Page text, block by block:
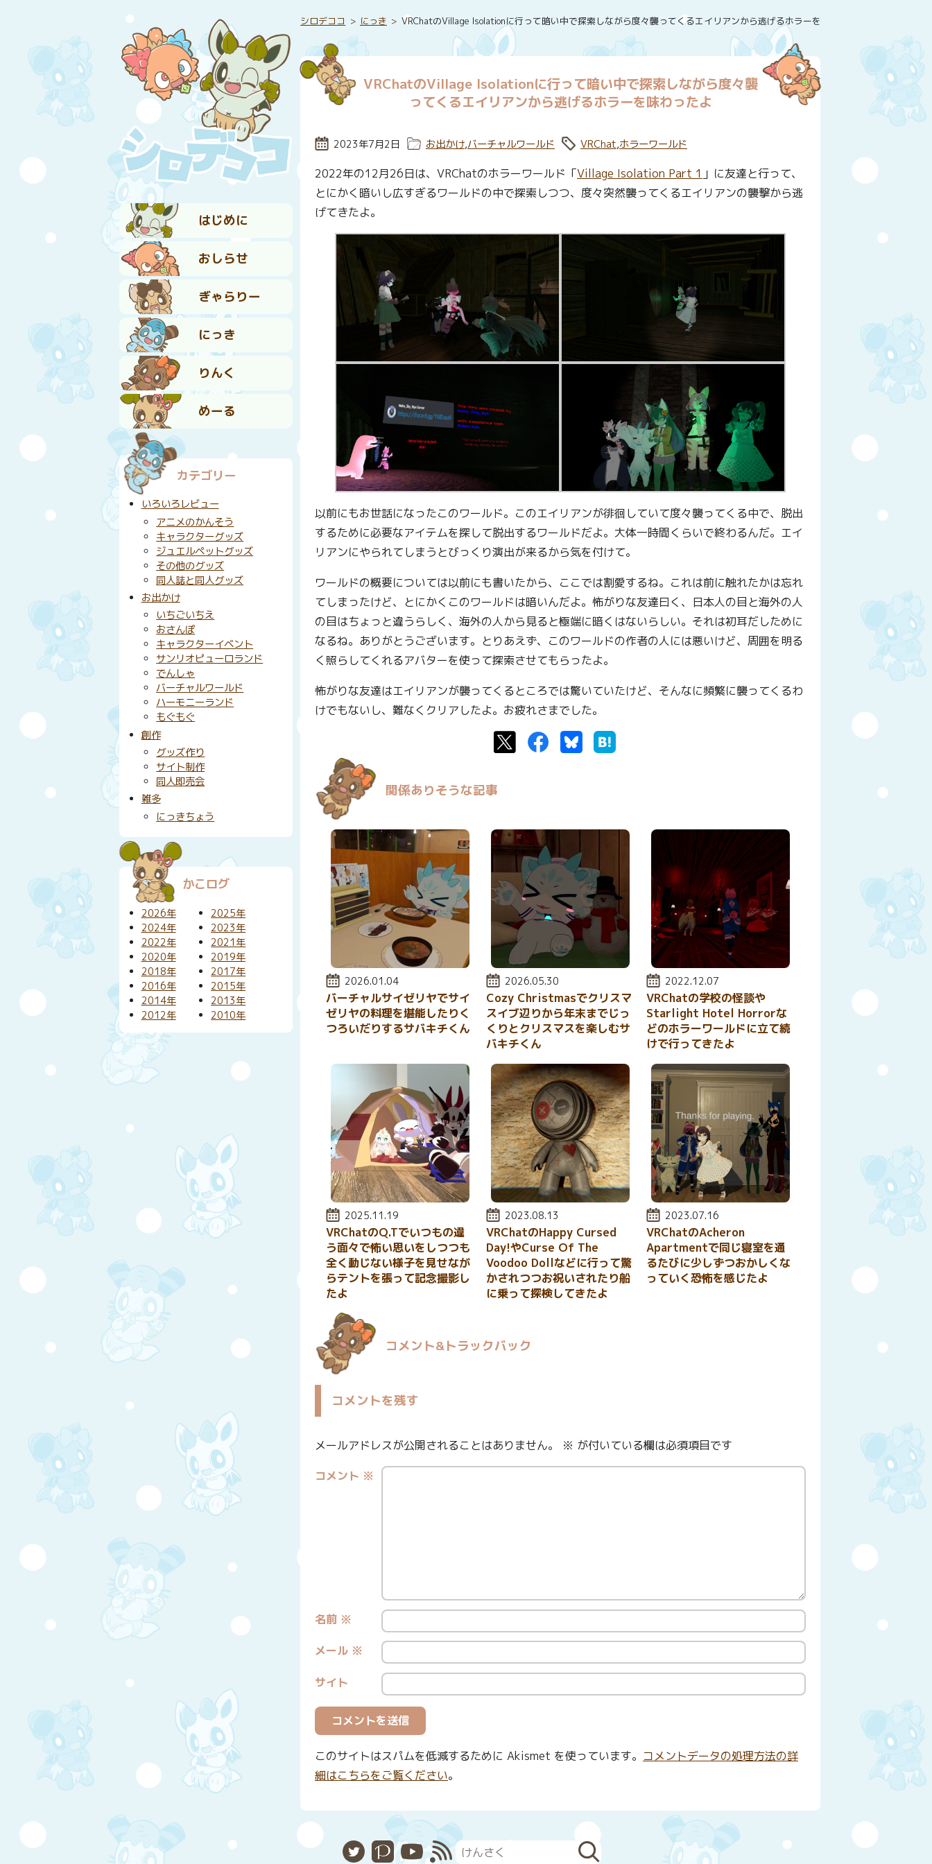
はじめに
おしらせ
ぎゃらりー
にっき
りんく
めーる
シロデココ にっき VRChatのVillage Isolationに行って暗い中で探索しながら度々襲ってくるエイリアンから逃げるホラーを味わったよ
VRChatのVillage Isolationに行って暗い中で探索しながら度々襲
ってくるエイリアンから逃げるホラーを味わったよ
投稿日:
2023年7月2日 カテゴリー:
お出かけ,バーチャルワールド タグ:
VRChat,ホラーワールド
2022年の12月26日は、VRChatのホラーワールド「Village Isolation Part 1 」に友達と行って、
とにかく暗いし広すぎるワールドの中で探索しつつ、度々突然襲ってくるエイリアンの襲撃から逃
げてきたよ。
以前にもお世話になったこのワールド。このエイリアンが徘徊していて度々襲ってくる中で、脱出
するために必要なアイテムを探して脱出するワールドだよ。大体一時間くらいで終わるんだ。エイ
リアンにやられてしまうとびっくり演出が来るから気を付けて。
ワールドの概要については以前にも書いたから、ここでは割愛するね。これは前に触れたかは忘れ
てしまったけど、とにかくこのワールドは暗いんだよ。怖がりな友達曰く、日本人の目と海外の人
の目はちょっと違うらしく、海外の人から見ると極端に暗くはないらしい。それは初耳だしために
なるね。ありがとうございます。とりあえず、このワールドの作者の人には悪いけど、周囲を明る
く照らしてくれるアバターを使って探索させてもらったよ。
怖がりな友達はエイリアンが襲ってくるところでは驚いていたけど、そんなに頻繁に襲ってくるわ
けでもないし、難なくクリアしたよ。お疲れさまでした。
TwitterFacebookBluesky
関係ありそうな記事
投稿日:
2026.01.04
バーチャルサイゼリヤでサイ
ゼリヤの料理を堪能したりく
つろいだりするサバキチくん
投稿日:
2026.05.30
Cozy Christmasでクリスマ
スイブ辺りから年末までじっ
くりとクリスマスを楽しむサ
バキチくん
投稿日:
2022.12.07
VRChatの学校の怪談や
Starlight Hotel Horrorな
どのホラーワールドに立て続
けで行ってきたよ
投稿日:
2025.11.19
VRChatのQ.Tでいつもの違
う面々で怖い思いをしつつも
全く動じない様子を見せなが
らテントを張って記念撮影し
たよ
投稿日:
2023.08.13
VRChatのHappy Cursed
Day!やCurse Of The
Voodoo Dollなどに行って驚
かされつつお祝いされたり船
に乗って探検してきたよ
投稿日:
2023.07.16
VRChatのAcheron
Apartmentで同じ寝室を通
るたびに少しずつおかしくな
っていく恐怖を感じたよ
コメント&トラックバック
コメントを残す
メールアドレスが公開されることはありません。 ※ が付いている欄は必須項目です
コメント ※
名前 ※
メール ※
サイト
このサイトはスパムを低減するために Akismet を使っています。 コメントデータの処理方法の詳
細はこちらをご覧ください。
カテゴリー
いろいろレビュー
アニメのかんそう
キャラクターグッズ
ジュエルペットグッズ
その他のグッズ
同人誌と同人グッズ
お出かけ
いちごいちえ
おさんぽ
キャラクターイベント
サンリオピューロランド
でんしゃ
バーチャルワールド
ハーモニーランド
もぐもぐ
創作
グッズ作り
サイト制作
同人即売会
雑多
にっきちょう
かこログ
2026年
2025年
2024年
2023年
2022年
2021年
2020年
2019年
2018年
2017年
2016年
2015年
2014年
2013年
2012年
2010年
X PixivYouTube
RSS